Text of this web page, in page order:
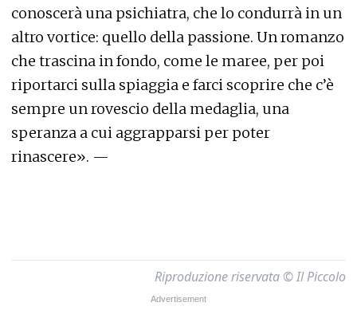
conoscerà una psichiatra, che lo condurrà in un
altro vortice: quello della passione. Un romanzo
che trascina in fondo, come le maree, per poi
riportarci sulla spiaggia e farci scoprire che c’è
sempre un rovescio della medaglia, una
speranza a cui aggrapparsi per poter
rinascere». —
Riproduzione riservata © Il Piccolo